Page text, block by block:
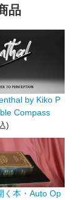
品
by Kiko P
Compass
)
く本・Auto Op